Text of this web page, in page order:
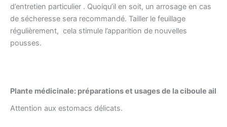
d’entretien particulier . Quoiqu’il en soit, un arrosage en cas
de sécheresse sera recommandé. Tailler le feuillage
régulièrement, cela stimule l’apparition de nouvelles
pousses.
Plante médicinale: préparations et usages de la ciboule ail
Attention aux estomacs délicats.